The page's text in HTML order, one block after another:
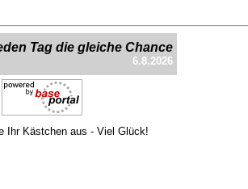
Tag die gleiche Chance
6.8.2026
Ihr Kästchen aus - Viel Glück!